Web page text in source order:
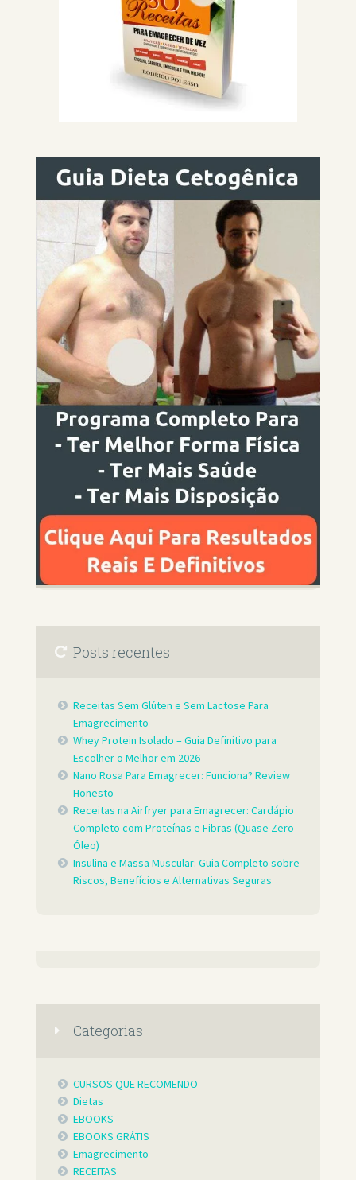
Posts recentes
Receitas Sem Glúten e Sem Lactose Para
Emagrecimento
Whey Protein Isolado – Guia Definitivo para
Escolher o Melhor em 2026
Nano Rosa Para Emagrecer: Funciona? Review
Honesto
Receitas na Airfryer para Emagrecer: Cardápio
Completo com Proteínas e Fibras (Quase Zero
Óleo)
Insulina e Massa Muscular: Guia Completo sobre
Riscos, Benefícios e Alternativas Seguras
Categorias
CURSOS QUE RECOMENDO
Dietas
EBOOKS
EBOOKS GRÁTIS
Emagrecimento
RECEITAS